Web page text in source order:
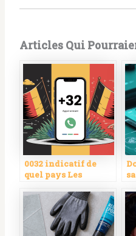
Articles Qui
0032 indicatif de
quel pays Les
essentielles pour
comprendre cet
indicatif
international